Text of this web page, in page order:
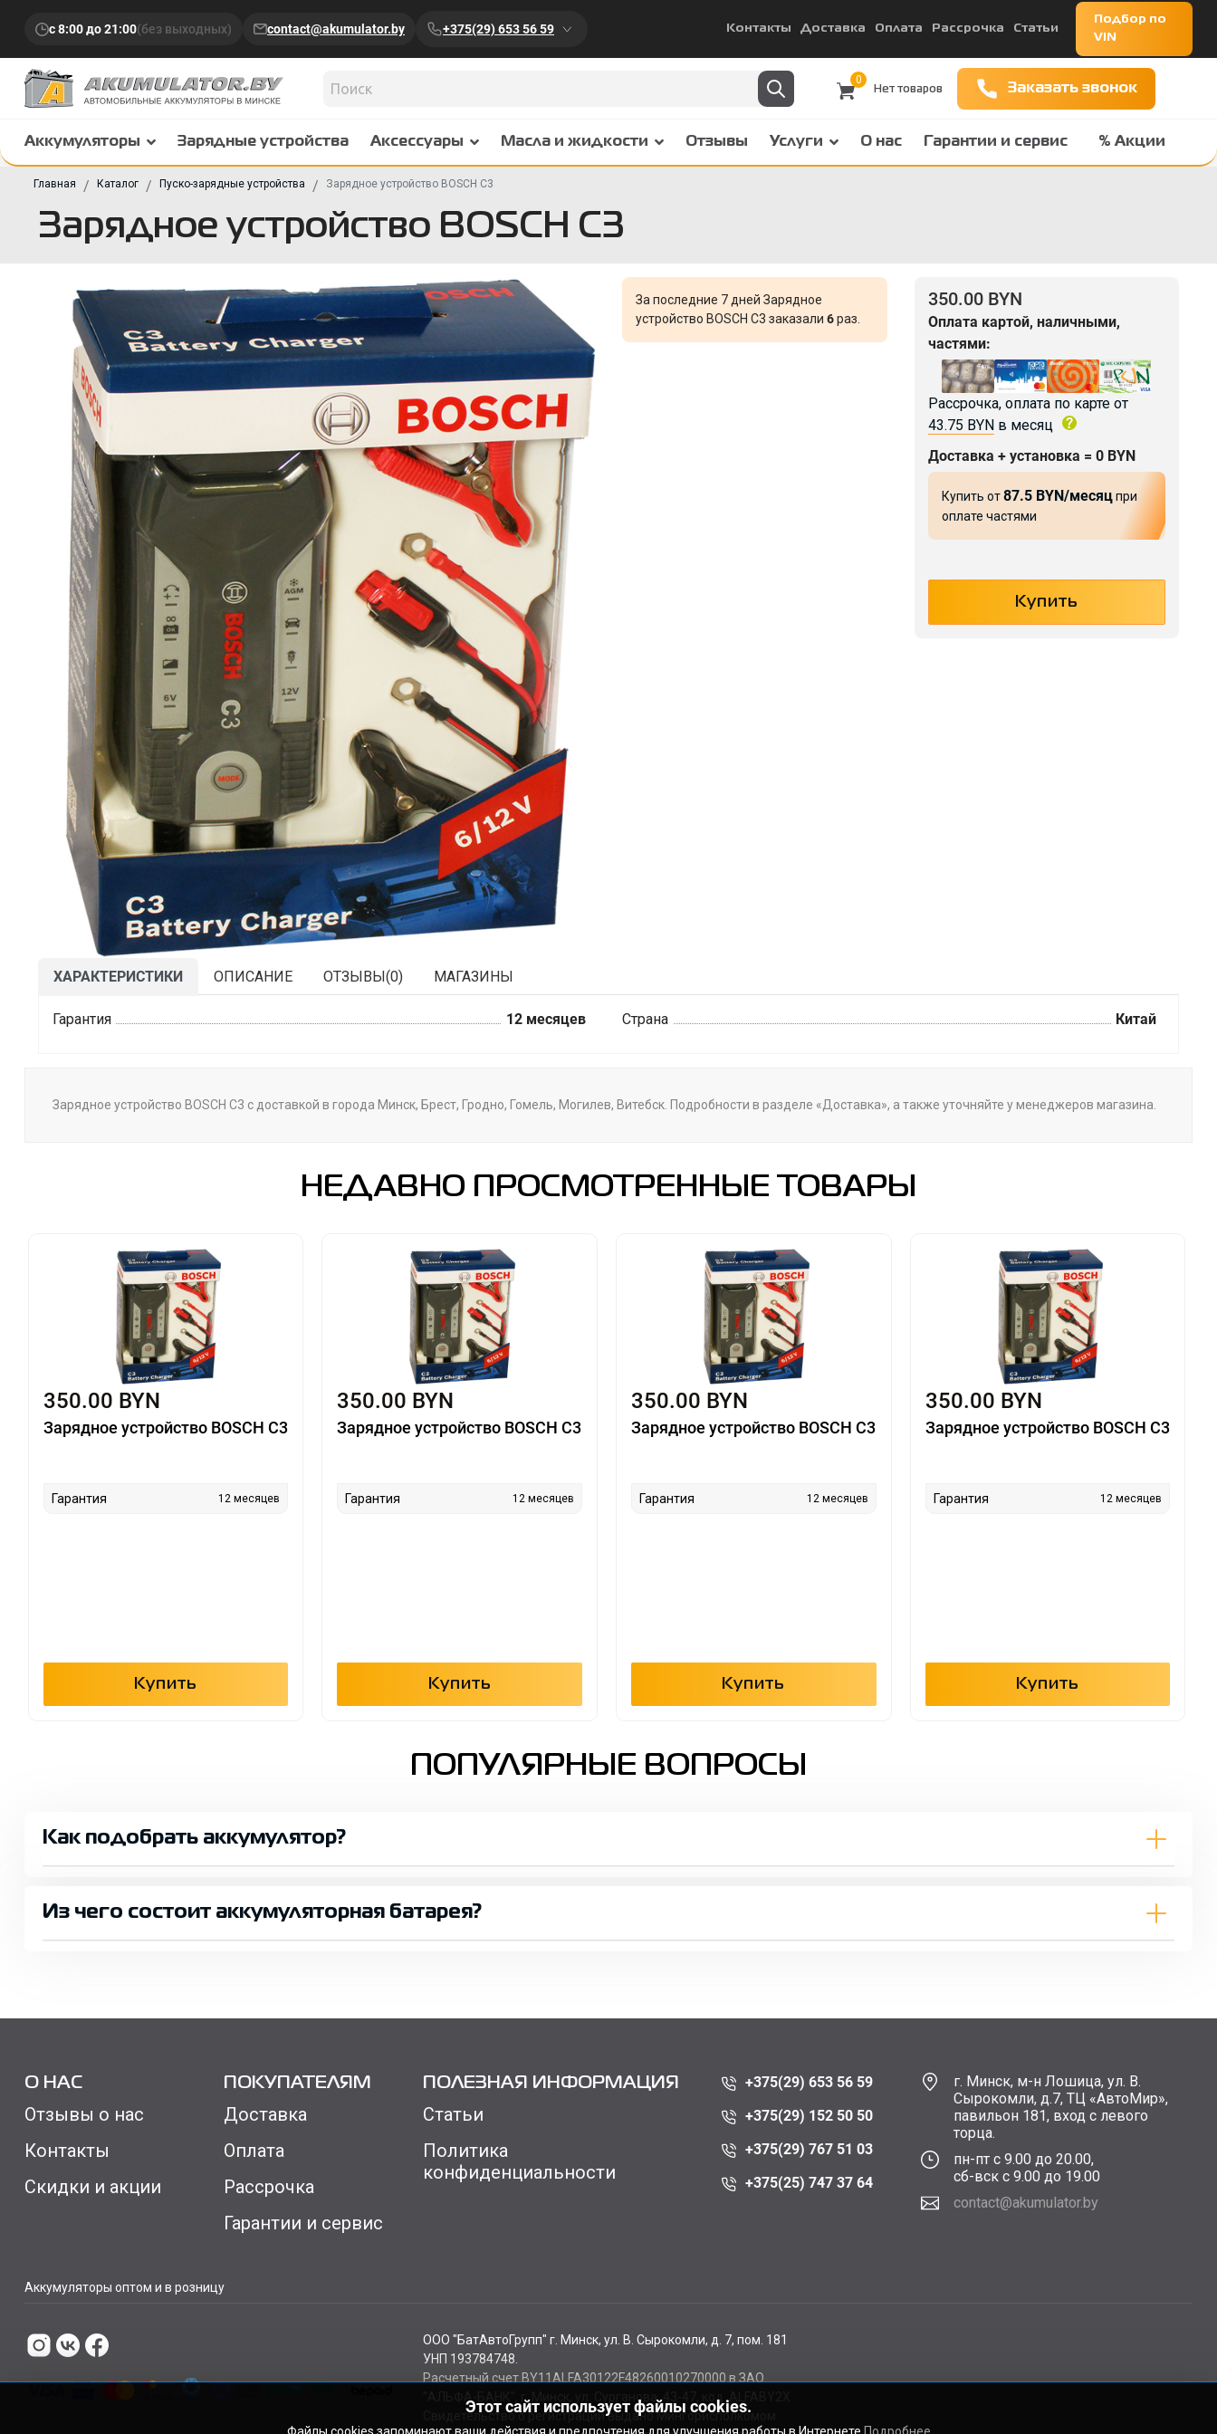
с 8:00 до 21:00(без выходных) contact@akumulator.by +375(29) 653 56 59 Контакты Доставка Оплата Рассрочка Статьи
Подбор по
VIN
0
Заказать звонок
Аккумуляторы Зарядные устройства Аксессуары Масла и жидкости Отзывы Услуги О нас Гарантии и сервис % Акции
Главная Каталог Пуско-зарядные устройства Зарядное устройство BOSCH C3
Зарядное устройство BOSCH C3
За последние 7 дней Зарядное
устройство BOSCH C3 заказали 6раз.
350.00 BYN
Оплата картой, наличными,
частями:
Рассрочка, оплата по карте от
43.75 BYNв месяц
Доставка + установка = 0 BYN
Купить от87.5 BYN/месяцпри
оплате частями
ХАРАКТЕРИСТИКИ ОПИСАНИЕ ОТЗЫВЫ(0) МАГАЗИНЫ
Гарантия 12 месяцев Страна Китай
Зарядное устройство BOSCH C3 с доставкой в города Минск, Брест, Гродно, Гомель, Могилев, Витебск. Подробности в разделе «Доставка», а также уточняйте у менеджеров магазина.
НЕДАВНО ПРОСМОТРЕННЫЕ ТОВАРЫ
350.00 BYN
Зарядное устройство BOSCH C3
Гарантия 12 месяцев
Купить
350.00 BYN
Зарядное устройство BOSCH C3
Гарантия 12 месяцев
Купить
350.00 BYN
Зарядное устройство BOSCH C3
Гарантия 12 месяцев
Купить
350.00 BYN
Зарядное устройство BOSCH C3
Гарантия 12 месяцев
Купить
ПОПУЛЯРНЫЕ ВОПРОСЫ
Как подобрать аккумулятор?
Из чего состоит аккумуляторная батарея?
О НАС
Отзывы о нас
Контакты
Скидки и акции
ПОКУПАТЕЛЯМ
Доставка
Оплата
Рассрочка
Гарантии и сервис
ПОЛЕЗНАЯ ИНФОРМАЦИЯ
Статьи
Политика
конфиденциальности
+375(29) 653 56 59
+375(29) 152 50 50
+375(29) 767 51 03
+375(25) 747 37 64
г. Минск, м-н Лошица, ул. В.
Сырокомли, д.7, ТЦ «АвтоМир»,
павильон 181, вход с левого
торца.
пн-пт с 9.00 до 20.00,
сб-вск с 9.00 до 19.00
contact@akumulator.by
Аккумуляторы оптом и в розницу
ООО "БатАвтоГрупп" г. Минск, ул. В. Сырокомли, д. 7, пом. 181
УНП 193784748.
Расчетный счет BY11ALFA30122F48260010270000 в ЗАО
"АЛЬФА-БАНК", г. Минск, ул. Сурганова, 43-47, код ALFABY2X
Свидетельство о регистрации выдано Мингорисполкомом
Этот сайт использует файлы cookies.